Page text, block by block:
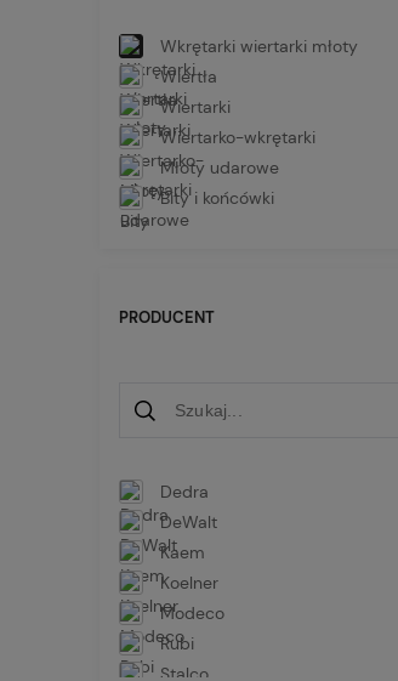
Wkrętarki wiertarki młoty
Wiertła
Wiertarki
Wiertarko-wkrętarki
Młoty udarowe
Bity i końcówki
PRODUCENT
Dedra
DeWalt
Kaem
Koelner
Modeco
Rubi
Stalco